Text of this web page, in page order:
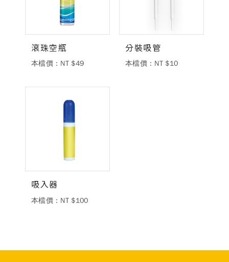
滾珠空瓶
本檔價：NT $49
分裝吸管
本檔價：NT $10
吸入器
本檔價：NT $100